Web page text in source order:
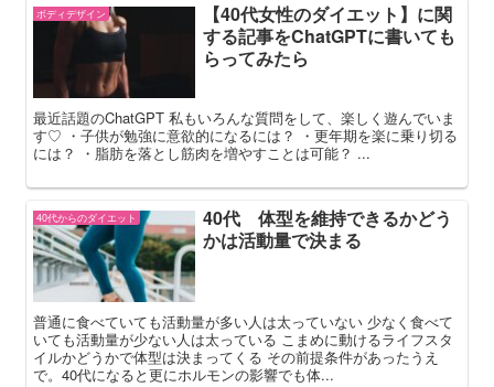
ボディデザイン
【40代女性のダイエット】に関
する記事をChatGPTに書いても
らってみたら
最近話題のChatGPT 私もいろんな質問をして、楽しく遊んでいま
す♡ ・子供が勉強に意欲的になるには？ ・更年期を楽に乗り切る
には？ ・脂肪を落とし筋肉を増やすことは可能？ ...
40代からのダイエット
40代 体型を維持できるかどう
かは活動量で決まる
普通に食べていても活動量が多い人は太っていない 少なく食べて
いても活動量が少ない人は太っている こまめに動けるライフスタ
イルかどうかで体型は決まってくる その前提条件があったうえ
で。40代になると更にホルモンの影響でも体...